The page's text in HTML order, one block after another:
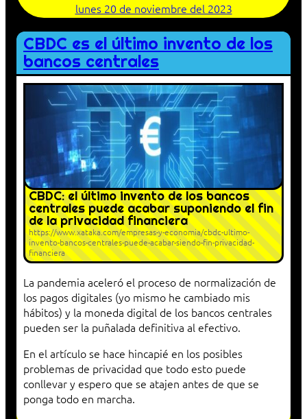
lunes 20 de noviembre del 2023
CBDC es el último invento de los
bancos centrales
CBDC: el último invento de los bancos
centrales puede acabar suponiendo el fin
de la privacidad financiera
https://www.xataka.com/empresas-y-economia/cbdc-ultimo-
invento-bancos-centrales-puede-acabar-siendo-fin-privacidad-
financiera
La pandemia aceleró el proceso de normalización de
los pagos digitales (yo mismo he cambiado mis
hábitos) y la moneda digital de los bancos centrales
pueden ser la puñalada definitiva al efectivo.
En el artículo se hace hincapié en los posibles
problemas de privacidad que todo esto puede
conllevar y espero que se atajen antes de que se
ponga todo en marcha.